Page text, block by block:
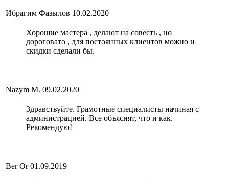
Ибрагим Фазылов 10.02.2020
Хорошие мастера , делают на совесть , но
дороговато , для постоянных клиентов можно и
скидки сделали бы.
Nazym M. 09.02.2020
Здравствуйте. Грамотные специалисты начиная с
администрацией. Все объяснят, что и как.
Рекомендую!
Ber Or 01.09.2019